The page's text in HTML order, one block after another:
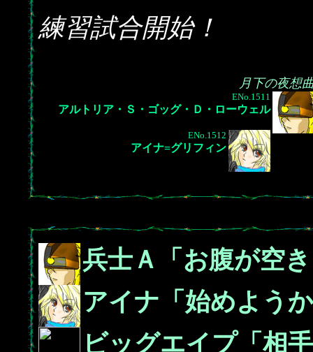
練習試合開始！
月下の夜想
ENo.1511
アルトリア・Ｓ・ゴッグ・Ｄ・ローウェル
ENo.1512
アイナ=グリフィン
兵士Ａ「お腹が空
アイナ「始めよう
ビッグエイプ「相